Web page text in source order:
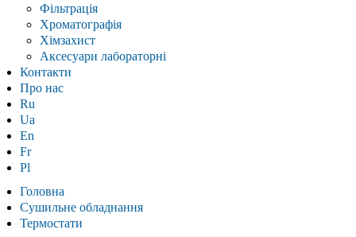
Фільтрація
Хроматографія
Хімзахист
Аксесуари лабораторні
Контакти
Про нас
Ru
Ua
En
Fr
Pl
Головна
Сушильне обладнання
Термостати